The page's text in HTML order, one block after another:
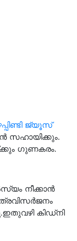
ജ്യൂസ്
സഹായിക്കും.
ഗുണകരം.
നീക്കാന്‍
കിഡ്‌നി